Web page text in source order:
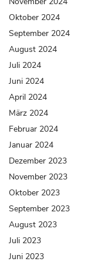
Oktober 2024
September 2024
August 2024
Juli 2024
Juni 2024
April 2024
März 2024
Februar 2024
Januar 2024
Dezember 2023
November 2023
Oktober 2023
September 2023
August 2023
Juli 2023
Juni 2023